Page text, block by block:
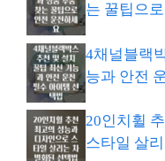
는 꿀팁으
4채널블랙
능과 안전
20인치휠
스타일 살